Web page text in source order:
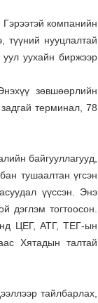
компанийн
түүний нууцлалтай
уухайн биржээр
зөвшөөрлийн
терминал, 78
байгууллагууд,
тушаалтан үгсэн
үүссэн. Энэ
дэглэм тогтоосон.
ЦЕГ, АТГ, ТЕГ-ын
Хятадын талтай
тайлбарлах,